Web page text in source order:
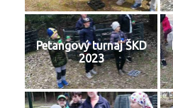
Petangový turnaj ŠKD
2023